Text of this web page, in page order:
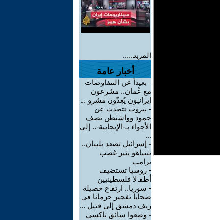
المزيد.....
أخبار عامة
- بعيداً عن المفاوضات
مع عُمان.. مشرعون
إيرانيون يُعِدّون مشرو ...
- بيروت تتحدث عن
جمود وواشنطن تصف
الأجواء بـ-الإيجابية-.. إلى
...
- إسرائيل تصعد بلبنان..
نتنياهو يثير غضب
ترامب
- روسيا تستضيف
أطفالا فلسطينيين
- سوريا.. ارتفاع حصيلة
ضحايا تفجير جرمانا في
ريف دمشق إلى قتيل ...
- وضعوا سائق تاكسي